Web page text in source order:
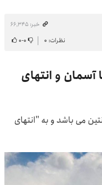
خبر: ۶۶٬۳۴۵
نظرات: ۰ ۰-۰
آسمان و انتهای
می باشد و به "انتهای